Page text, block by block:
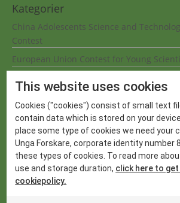
Kategorier
China Adolescents Science and
Contest
European Union Contest for Young
Environment) Project olympiad
International Wildlife Research Week
London International Youth Science
Mostratec
Nobelpriset
This website uses cookies
Cookies ("cookies") consist of small text
contain data which is stored on your
place some type of cookies we need your
Unga Forskare, corporate identity number
these types of cookies. To read more
use and storage duration, click here to
cookiepolicy.